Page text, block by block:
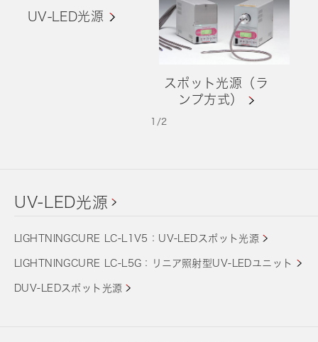
UV-LED光源
スポット光源（ラ
ンプ方式）
1 /2
UV-LED光源
LIGHTNINGCURE LC-L1V5：UV-LEDスポット光源
LIGHTNINGCURE LC-L5G：リニア照射型UV-LEDユニット
DUV-LEDスポット光源